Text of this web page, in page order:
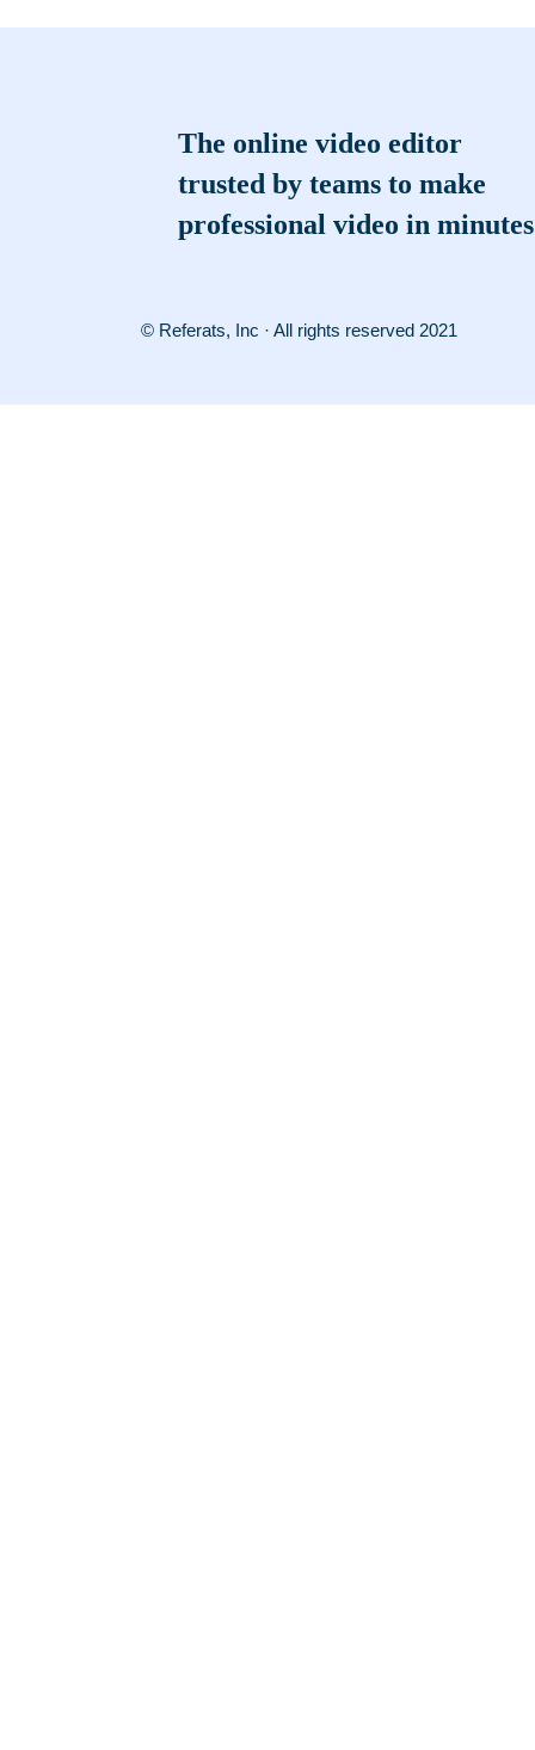
The online video editor
trusted by teams to make
professional video in minutes
© Referats, Inc · All rights reserved 2021